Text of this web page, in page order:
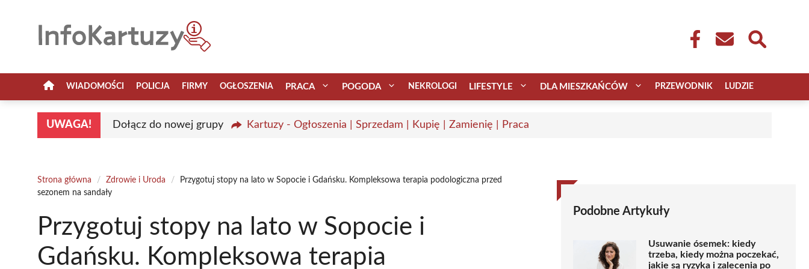
WIADOMOŚCI POLICJA FIRMY OGŁOSZENIA PRACA POGODA NEKROLOGI LIFESTYLE DLA MIESZKAŃCÓW PRZEWODNIK LUDZIE
UWAGA! Dołącz do nowej grupy Kartuzy - Ogłoszenia | Sprzedam | Kupię | Zamienię | Praca
Strona główna / Zdrowie i Uroda /
Przygotuj stopy na lato w Sopocie i Gdańsku. Kompleksowa terapia podologiczna przed
sezonem na sandały
Przygotuj stopy na lato w Sopocie i
Gdańsku. Kompleksowa terapia
Podobne Artykuły
Usuwanie ósemek: kiedy
trzeba, kiedy można poczekać,
jakie są ryzyka i zalecenia po